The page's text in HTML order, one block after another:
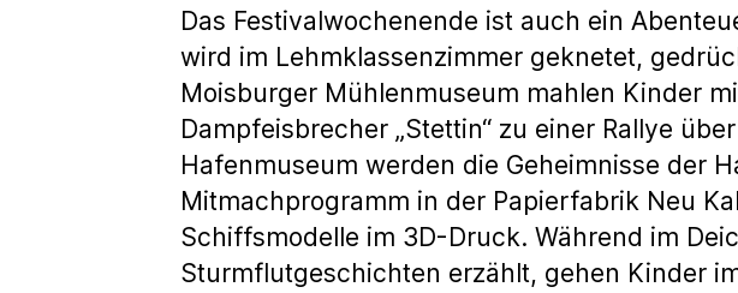
Das Festivalwochenende ist auch ein
wird im Lehmklassenzimmer geknetet,
Moisburger Mühlenmuseum mahlen Kinder
Dampfeisbrecher „Stettin“ zu einer Rallye
Hafenmuseum werden die Geheimnisse der
Mitmachprogramm in der Papierfabrik Neu
Schiffsmodelle im 3D-Druck. Während im
Sturmflutgeschichten erzählt, gehen Kinder